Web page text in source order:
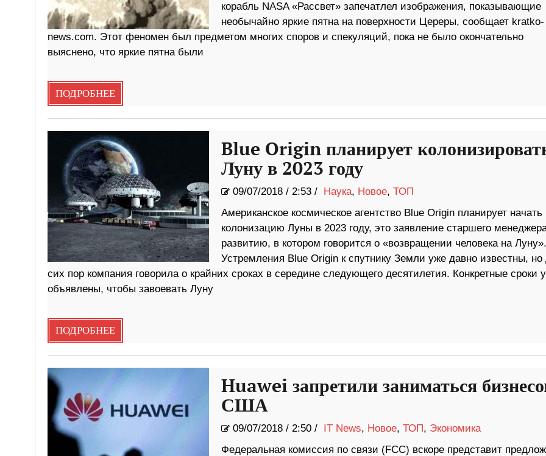
корабль NASA «Рассвет» запечатлел изображения, показывающие
необычайно яркие пятна на поверхности Цереры, сообщает kratko-
news.com. Этот феномен был предметом многих споров и спекуляций, пока не было окончательно
выяснено, что яркие пятна были
ПОДРОБНЕЕ
Blue Origin планирует
Луну в 2023 году
09/07/2018/ 2:53 / Наука, Новое, ТОП
Американское космическое агентство Blue Origin планирует начать
колонизацию Луны в 2023 году, это заявление старшего
развитию, в котором говорится о «возвращении человека на Луну».
Устремления Blue Origin к спутнику Земли уже давно известны, но
сих пор компания говорила о крайних сроках в середине следующего десятилетия. Конкретные сроки
объявлены, чтобы завоевать Луну
ПОДРОБНЕЕ
Huawei запретили заниматься
США
09/07/2018/ 2:50 / IT News, Новое, ТОП, Экономика
Федеральная комиссия по связи (FCC) вскоре представит